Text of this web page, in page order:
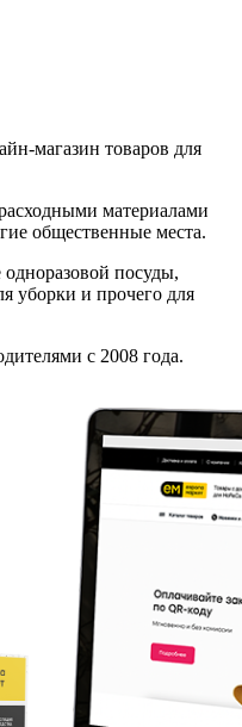
магазин товаров для
материалами
общественные места.
посуды,
уборки и прочего для
с 2008 года.